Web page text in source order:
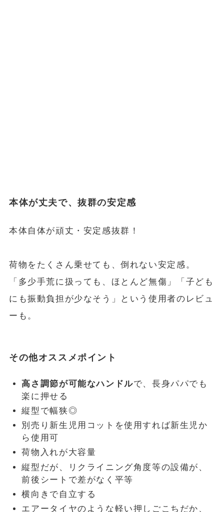
本体が丈夫で、抜群の安定感
本体自体が頑丈・安定感抜群！
荷物をたくさん乗せても、倒れない安定感。
「多少手荒に扱っても、ほとんど無傷」「子ども
にも振動負担が少なそう」という使用者のレビュ
ーも。
その他オススメポイント
高さ調節が可能なハンドルで、長身パパでも
楽に押せる
縦型で幅狭◎
別売り新生児用コットを使用すれば新生児か
ら使用可
荷物入れが大容量
縦型だが、リクライニング角度等の設備が、
前後シートで差がなく平等
横向きで自立する
エアータイヤのような軽い押しごこちだか、